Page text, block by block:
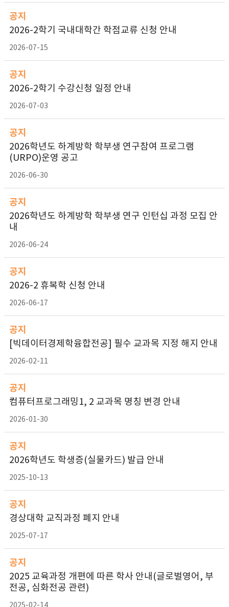
공지
2026-2학기 국내대학간 학점교류 신청 안내
2026-07-15
공지
2026-2학기 수강신청 일정 안내
2026-07-03
공지
2026학년도 하계방학 학부생 연구참여 프로그램
(URPO)운영 공고
2026-06-30
공지
2026학년도 하계방학 학부생 연구 인턴십 과정 모집 안
내
2026-06-24
공지
2026-2 휴복학 신청 안내
2026-06-17
공지
[빅데이터경제학융합전공] 필수 교과목 지정 해지 안내
2026-02-11
공지
컴퓨터프로그래밍1, 2 교과목 명칭 변경 안내
2026-01-30
공지
2026학년도 학생증(실물카드) 발급 안내
2025-10-13
공지
경상대학 교직과정 폐지 안내
2025-07-17
공지
2025 교육과정 개편에 따른 학사 안내(글로벌영어, 부
전공, 심화전공 관련)